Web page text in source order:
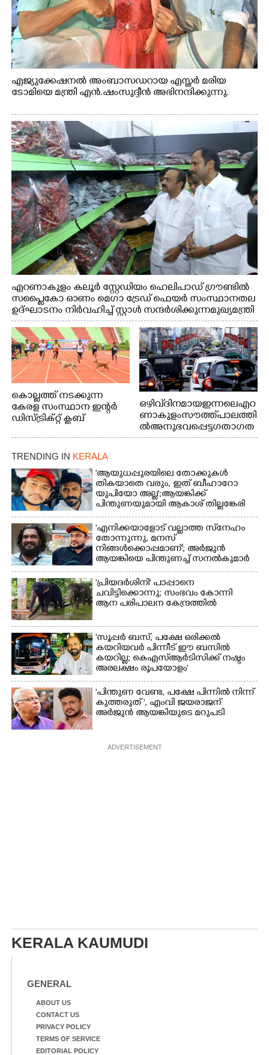
എജ്യുക്കേഷനൽ അംബാസഡറായ എസ്തർ മരിയ
ടോമിയെ മന്ത്രി എൻ.ഷംസുദ്ദീൻ അഭിനന്ദിക്കുന്നു.
എറണാകുളം കലൂർ സ്റ്റേഡിയം ഹെലിപാഡ് ഗ്രൗണ്ടിൽ
സപ്ളൈകോ ഓണം മെഗാ ട്രേഡ് ഫെയർ സംസ്ഥാനതല
ഉദ്ഘാടനം നിർവഹിച്ച് സ്റ്റാൾ സന്ദർശിക്കുന്ന മുഖ്യമന്ത്രി
വി.ഡി. സതീശൻ. മന്ത്രി അനൂപ് ജേക്കബ് സമീപം
കൊല്ലത്ത് നടക്കുന്ന
കേരള സംസ്ഥാന ഇന്റർ
ഡിസ്ട്രിക്റ്റ് ക്ലബ്
20 ആൺകുട്ടികളുടെ 200
മത്സരത്തിനിടെ സിന്തറ്റിക്
ട്രാക്കിന് കുറുകെ ഓടുന്ന
നായകൾ.
ഒഴിവ് ദിനമായ ഇന്നലെ എറ
ണാകുളം സൗത്ത് പാലത്തി
ൽ അനുഭവപ്പെട്ട ഗതാഗത
ക്കുരുക്ക്
TRENDING IN KERALA
'ആയുധപ്പുരയിലെ തോക്കുകൾ
തികയാതെ വരും, ഇത് ബീഹാറോ
യുപിയോ അല്ല';ആയങ്കിക്ക്
പിന്തുണയുമായി ആകാശ് തില്ലങ്കേരി
'എനിക്കയാളോട് വല്ലാത്ത സ്‌നേഹം
തോന്നുന്നു, മനസ്
നിങ്ങൾക്കൊപ്പമാണ്'; അർജുൻ
ആയങ്കിയെ പിന്തുണച്ച് സനൽകുമാർ
'പ്രിയദർശിനി' പാപ്പാനെ
ചവിട്ടിക്കൊന്നു; സംഭവം കോന്നി
ആന പരിപാലന കേന്ദ്രത്തിൽ
'സൂപ്പർ ബസ്, പക്ഷേ ഒരിക്കൽ
കയറിയവർ പിന്നീട് ഈ ബസിൽ
കയറില്ല; കെഎസ്ആർടിസിക്ക് നഷ്ടം
അരലക്ഷം രൂപയോളം'
"പിന്തുണ വേണ്ട,​ പക്ഷേ പിന്നിൽ നിന്ന്
കുത്തരുത് ", എംവി ജയരാജന്
അർജുൻ ആയങ്കിയുടെ മറുപടി
ADVERTISEMENT
KERALA KAUMUDI
GENERAL
ABOUT US
CONTACT US
PRIVACY POLICY
TERMS OF SERVICE
EDITORIAL POLICY